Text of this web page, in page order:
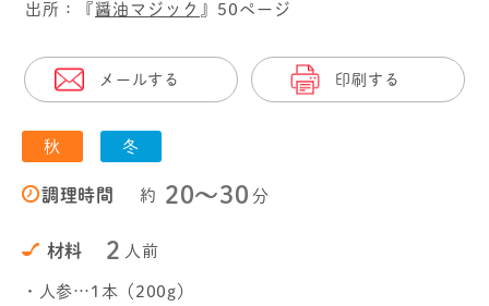
出所：『 醤油マジック 』50ページ
メールする 印刷する
秋 冬
調理時間 約 20〜30 分
材料 2 人前
・人参…1本（200g）